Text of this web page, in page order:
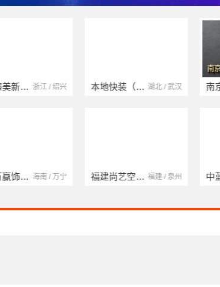
本地快装（湖北）科技有限公司 湖北 / 武汉
福建尚艺空间新材料科技有限公司 福建 / 泉州
南京玻璃镜子加工厂 江苏 / 南京
中蓝建投（北京）建设有限公司四川第一分公司 四川 / 成都